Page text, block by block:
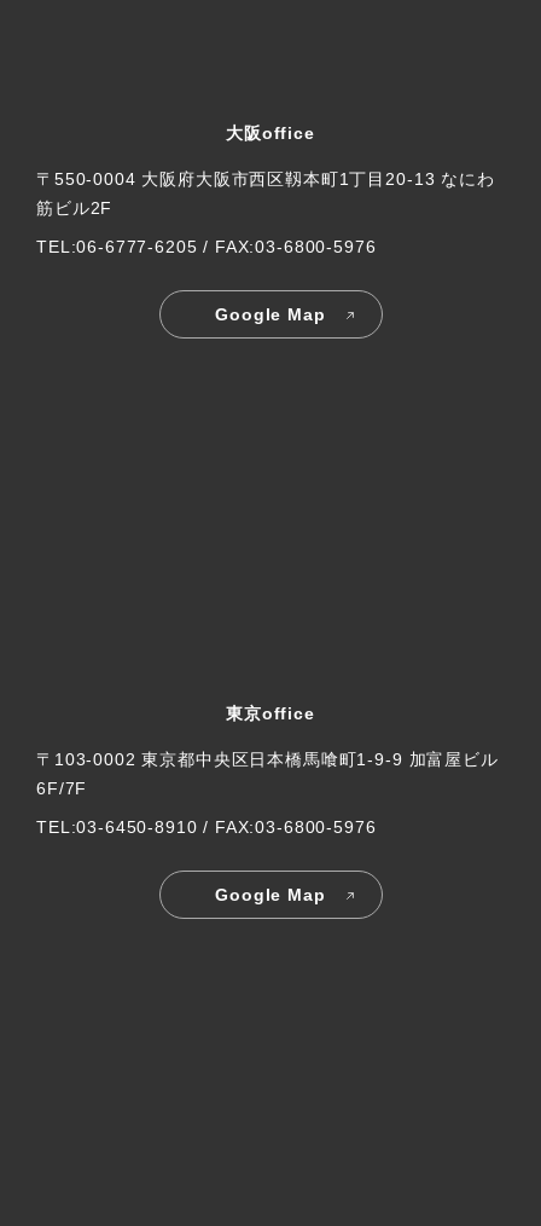
大阪office
〒550-0004 大阪府大阪市西区靱本町1丁目20-13 なにわ
筋ビル2F
TEL:06-6777-6205 / FAX:03-6800-5976
Google Map
東京office
〒103-0002 東京都中央区日本橋馬喰町1-9-9 加富屋ビル
6F/7F
TEL:03-6450-8910 / FAX:03-6800-5976
Google Map